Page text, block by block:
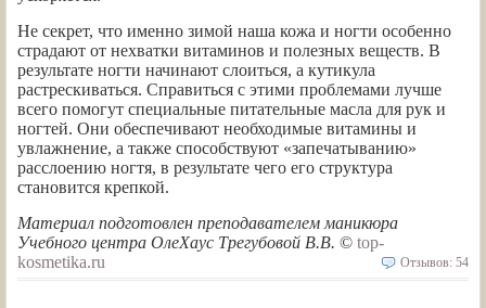
Не секрет, что именно зимой наша кожа и ногти особенно
страдают от нехватки витаминов и полезных веществ. В
результате ногти начинают слоиться, а кутикула
растрескиваться. Справиться с этими проблемами лучше
всего помогут специальные питательные масла для рук и
ногтей. Они обеспечивают необходимые витамины и
увлажнение, а также способствуют «запечатыванию»
расслоению ногтя, в результате чего его структура
становится крепкой.
Материал подготовлен преподавателем маникюра
Учебного центра ОлеХаус Трегубовой В.В. © top-
kosmetika.ru
Отзывов: 54